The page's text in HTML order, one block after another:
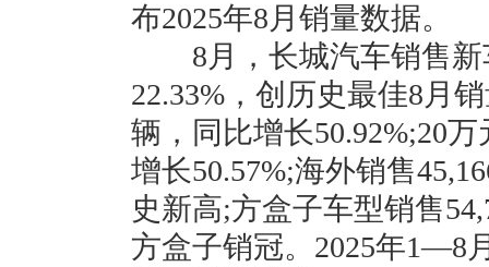
布2025年8月销量数据。
8月，长城汽车销售新
22.33%，创历史最佳8月
辆，同比增长50.92%;20
增长50.57%;海外销售
史新高;方盒子车型销售
方盒子销冠。2025年1—8